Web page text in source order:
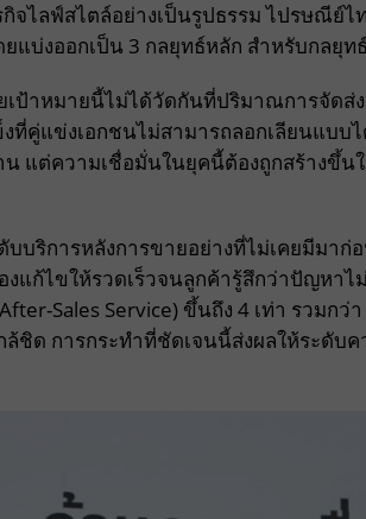
จไลฟ์สไตล์อย่างเป็นรูปธรรม ไปรษณีย์ไ
ยแบ่งออกเป็น 3 กลยุทธ์หลัก สำหรับกลยุท
เป้าหมายนี้ไม่ได้วัดกันที่ปริมาณการจัดส่
คู่แข่งเอกชนไม่สามารถลอกเลียนแบบไ
แต่ความเชื่อมั่นในยุคนี้ต้องถูกสร้างขึ้น
บริการหลังการขายอย่างที่ไม่เคยมีมาก่
งแก้ไขให้รวดเร็วจนลูกค้ารู้สึกว่าปัญหา
Sales Service) ขึ้นถึง 4 เท่า รวมกว่
ชิด การกระทำที่ชัดเจนนี้ส่งผลให้ระดับ